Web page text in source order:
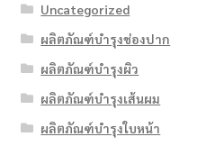
Uncategorized
ผลิตภัณฑ์บำรุงช่องปาก
ผลิตภัณฑ์บำรุงผิว
ผลิตภัณฑ์บำรุงเส้นผม
ผลิตภัณฑ์บำรุงใบหน้า